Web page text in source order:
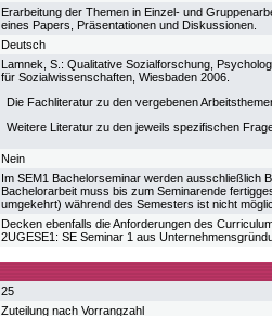
Erarbeitung der Themen in Einzel- und
eines Papers, Präsentationen und Diskussionen.
Deutsch
Lamnek, S.: Qualitative Sozialforschung,
für Sozialwissenschaften, Wiesbaden 2006.
Die Fachliteratur zu den vergebenen
Weitere Literatur zu den jeweils spezifischen
Nein
Im SEM1 Bachelorseminar werden ausschließlich
Bachelorarbeit muss bis zum Seminarende
umgekehrt) während des Semesters ist nicht
Decken ebenfalls die Anforderungen des
2UGESE1: SE Seminar 1 aus
25
Zuteilung nach Vorrangzahl